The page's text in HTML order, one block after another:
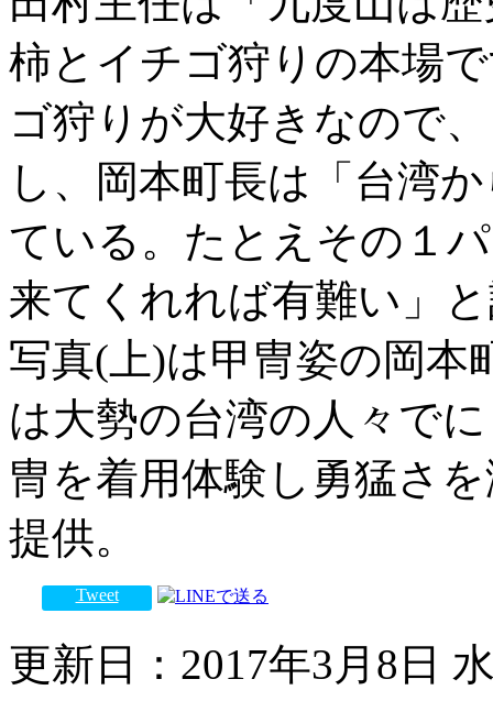
柿とイチゴ狩りの本場
ゴ狩りが大好きなので
し、岡本町長は「台湾
ている。たとえその１
来てくれれば有難い」
写真(上)は甲冑姿の岡本
は大勢の台湾の人々で
冑を着用体験し勇猛さ
提供。
Tweet
更新日：2017年3月8日